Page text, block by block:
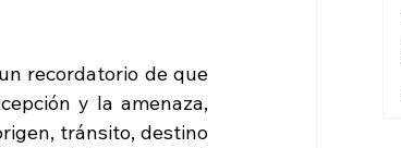
recordatorio de que
y la amenaza,
tránsito, destino